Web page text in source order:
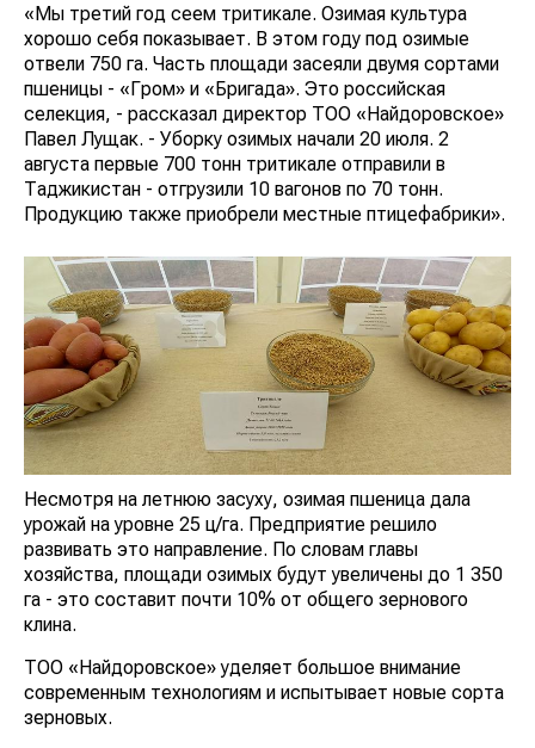
«Мы третий год сеем тритикале. Озимая культура
хорошо себя показывает. В этом году под озимые
отвели 750 га. Часть площади засеяли двумя сортами
пшеницы - «Гром» и «Бригада». Это российская
селекция, - рассказал директор ТОО «Найдоровское»
Павел Лущак. - Уборку озимых начали 20 июля. 2
августа первые 700 тонн тритикале отправили в
Таджикистан - отгрузили 10 вагонов по 70 тонн.
Продукцию также приобрели местные птицефабрики».
Несмотря на летнюю засуху, озимая пшеница дала
урожай на уровне 25 ц/га. Предприятие решило
развивать это направление. По словам главы
хозяйства, площади озимых будут увеличены до 1 350
га - это составит почти 10% от общего зернового
клина.
ТОО «Найдоровское» уделяет большое внимание
современным технологиям и испытывает новые сорта
зерновых.